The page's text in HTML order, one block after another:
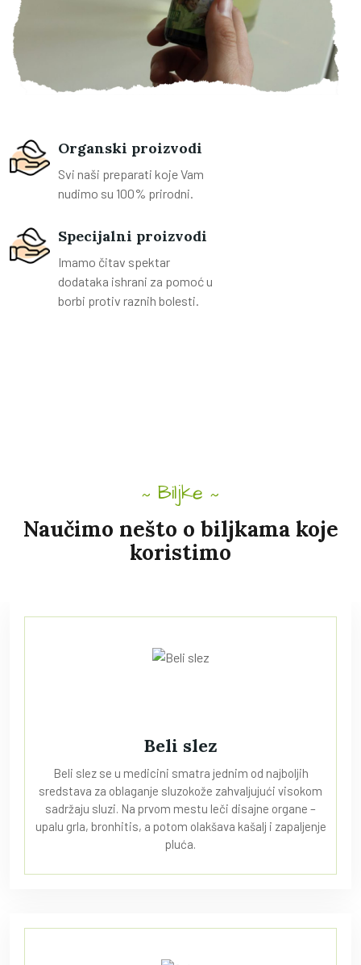
Organski proizvodi
Svi naši preparati koje Vam
nudimo su 100% prirodni.
Specijalni proizvodi
Imamo čitav spektar
dodataka ishrani za pomoć u
borbi protiv raznih bolesti.
Biljke
Naučimo nešto o biljkama koje
koristimo
Beli slez
Beli slez se u medicini smatra jednim od najboljih
sredstava za oblaganje sluzokože zahvaljujući visokom
sadržaju sluzi. Na prvom mestu leči disajne organe –
upalu grla, bronhitis, a potom olakšava kašalj i zapaljenje
pluća.